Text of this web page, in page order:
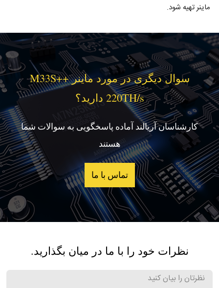
ماینر تهیه شود.
سوال دیگری در مورد ماینر M33S++
220TH/s دارید؟
کارشناسان آریالند آماده پاسخگویی به سوالات شما
هستند
تماس با ما
نظرات خود را با ما در میان بگذارید.